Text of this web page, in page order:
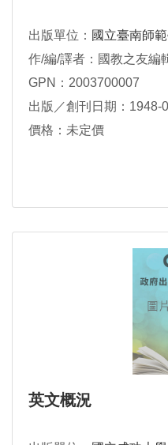
出版單位： 國立臺南師
作/編/譯者：國教之友編
GPN：2003700007
出版／創刊日期：1948-
價格：未定價
英文概況